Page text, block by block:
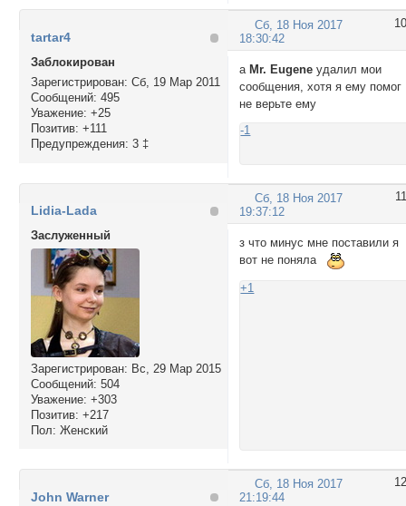
10
Сб, 18 Ноя 2017
18:30:42
tartar4
Заблокирован
Зарегистрирован: Сб, 19 Мар 2011
Сообщений: 495
Уважение: +25
Позитив: +111
Предупреждения: 3 ‡
аMr. Eugene удалил мои
сообщения, хотя я ему помог
не верьте ему
-1
11
Сб, 18 Ноя 2017
19:37:12
Lidia-Lada
Заслуженный
Зарегистрирован: Вс, 29 Мар 2015
Сообщений: 504
Уважение: +303
Позитив: +217
Пол: Женский
з что минус мне поставили я
вот не поняла
+1
12
Сб, 18 Ноя 2017
21:19:44
John Warner